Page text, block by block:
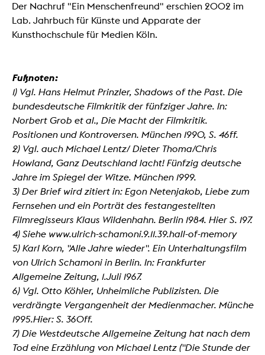
Der Nachruf "Ein Menschenfreund" erschien 2002 im
Lab. Jahrbuch für Künste und Apparate der
Kunsthochschule für Medien Köln.
Fußnoten:
1) Vgl. Hans Helmut Prinzler, Shadows of the Past. Die
bundesdeutsche Filmkritik der fünfziger Jahre. In:
Norbert Grob et al., Die Macht der Filmkritik.
Positionen und Kontroversen. München 1990, S. 46ff.
2) Vgl. auch Michael Lentz/ Dieter Thoma/Chris
Howland, Ganz Deutschland lacht! Fünfzig deutsche
Jahre im Spiegel der Witze. München 1999.
3) Der Brief wird zitiert in: Egon Netenjakob, Liebe zum
Fernsehen und ein Porträt des festangestellten
Filmregisseurs Klaus Wildenhahn. Berlin 1984. Hier S. 197.
4) Siehe www.ulrich-schamoni.9.11.39.hall-of-memory
5) Karl Korn, "Alle Jahre wieder". Ein Unterhaltungsfilm
von Ulrich Schamoni in Berlin. In: Frankfurter
Allgemeine Zeitung, 1.Juli 1967.
6) Vgl. Otto Köhler, Unheimliche Publizisten. Die
verdrängte Vergangenheit der Medienmacher. Münche
1995.Hier: S. 360ff.
7) Die Westdeutsche Allgemeine Zeitung hat nach dem
Tod eine Erzählung von Michael Lentz ("Die Stunde der